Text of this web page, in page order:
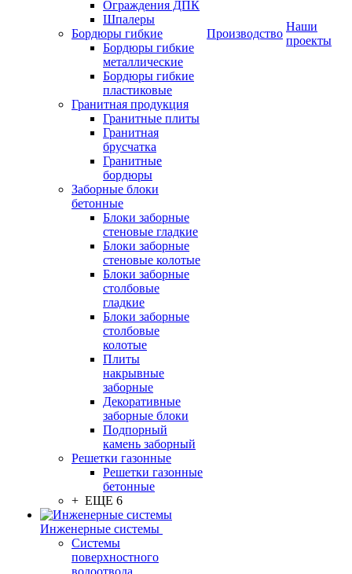
Ограждения ДПК
Шпалеры
Бордюры гибкие
Бордюры гибкие
металлические
Бордюры гибкие
пластиковые
Гранитная продукция
Гранитные плиты
Гранитная
брусчатка
Гранитные
бордюры
Заборные блоки
бетонные
Блоки заборные
стеновые гладкие
Блоки заборные
стеновые колотые
Блоки заборные
столбовые
гладкие
Блоки заборные
столбовые
колотые
Плиты
накрывные
заборные
Декоративные
заборные блоки
Подпорный
камень заборный
Решетки газонные
Решетки газонные
бетонные
+ ЕЩЕ 6
Инженерные системы
Системы
поверхностного
водоотвода
Производство
Наши
проекты